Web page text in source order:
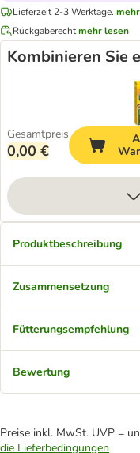
Lieferzeit 2-3 Werktage.
Rückgaberechtmehr lesen
Kombinieren Sie
Gesamtpreis
0,00 €
Produktbeschreibung
Zusammensetzung
Fütterungsempfehlung
Bewertung
Preise inkl. MwSt. UVP =
die Lieferbedingungen